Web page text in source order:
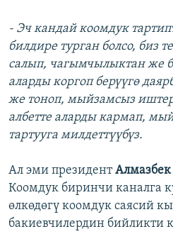
- Эч кандай коомдук
билдире турган болсо, биз
салып, чагымчылыктан же
аларды коргоп берүүгө
же тоноп, мыйзамсыз
албетте аларды кармап,
тартууга милдеттүүбүз.
Ал эми президентАлмазбек
Коомдук биринчи каналга
өлкөдөгү коомдук саясий
бакиевчилердин бийликти